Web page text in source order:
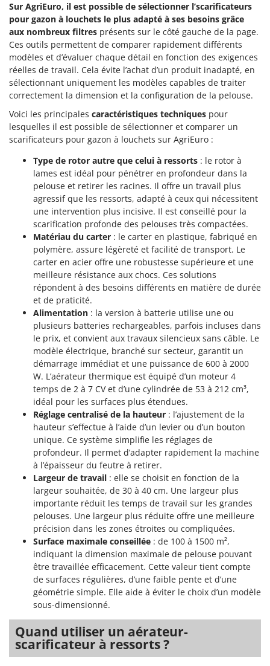
Sur AgriEuro, il est possible de sélectionner l’scarificateurs
pour gazon à louchets le plus adapté à ses besoins grâce
aux nombreux filtres présents sur le côté gauche de la page.
Ces outils permettent de comparer rapidement différents
modèles et d’évaluer chaque détail en fonction des exigences
réelles de travail. Cela évite l’achat d’un produit inadapté, en
sélectionnant uniquement les modèles capables de traiter
correctement la dimension et la configuration de la pelouse.
Voici les principales caractéristiques techniques pour
lesquelles il est possible de sélectionner et comparer un
scarificateurs pour gazon à louchets sur AgriEuro :
Type de rotor autre que celui à ressorts : le rotor à
lames est idéal pour pénétrer en profondeur dans la
pelouse et retirer les racines. Il offre un travail plus
agressif que les ressorts, adapté à ceux qui nécessitent
une intervention plus incisive. Il est conseillé pour la
scarification profonde des pelouses très compactées.
Matériau du carter : le carter en plastique, fabriqué en
polymère, assure légèreté et facilité de transport. Le
carter en acier offre une robustesse supérieure et une
meilleure résistance aux chocs. Ces solutions
répondent à des besoins différents en matière de durée
et de praticité.
Alimentation : la version à batterie utilise une ou
plusieurs batteries rechargeables, parfois incluses dans
le prix, et convient aux travaux silencieux sans câble. Le
modèle électrique, branché sur secteur, garantit un
démarrage immédiat et une puissance de 600 à 2000
W. L’aérateur thermique est équipé d’un moteur 4
temps de 2 à 7 CV et d’une cylindrée de 53 à 212 cm³,
idéal pour les surfaces plus étendues.
Réglage centralisé de la hauteur : l’ajustement de la
hauteur s’effectue à l’aide d’un levier ou d’un bouton
unique. Ce système simplifie les réglages de
profondeur. Il permet d’adapter rapidement la machine
à l’épaisseur du feutre à retirer.
Largeur de travail : elle se choisit en fonction de la
largeur souhaitée, de 30 à 40 cm. Une largeur plus
importante réduit les temps de travail sur les grandes
pelouses. Une largeur plus réduite offre une meilleure
précision dans les zones étroites ou compliquées.
Surface maximale conseillée : de 100 à 1500 m²,
indiquant la dimension maximale de pelouse pouvant
être travaillée efficacement. Cette valeur tient compte
de surfaces régulières, d’une faible pente et d’une
géométrie simple. Elle aide à éviter le choix d’un modèle
sous-dimensionné.
Quand utiliser un aérateur-
scarificateur à ressorts ?